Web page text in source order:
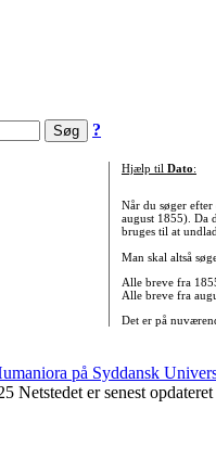
?
Hjælp til Dato:
Når du søger
august 1855). Da
bruges til at
Man skal altså
Alle breve fra
Alle breve fra
Det er på
Netstedet er senest